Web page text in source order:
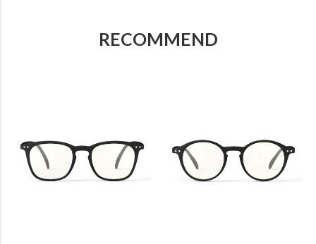
RECOMMEND